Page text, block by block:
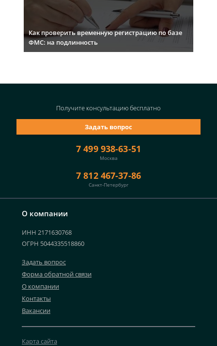
Как проверить временную регистрацию по базе
ФМС: на подлинность
О компании
ИНН 2171630768
ОГРН 5044335518860
Задать вопрос
Форма обратной связи
О компании
Контакты
Вакансии
Карта сайта
7 499 938-63-51
Москва
7 812 467-37-86
Санкт-Петербург
Задать вопрос
Получите консультациюбесплатно